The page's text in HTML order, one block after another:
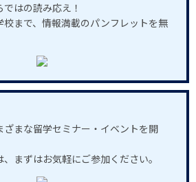
ではの読み応え！
校まで、情報満載のパンフレットを無
ざまな留学セミナー・イベントを開
まずはお気軽にご参加ください。